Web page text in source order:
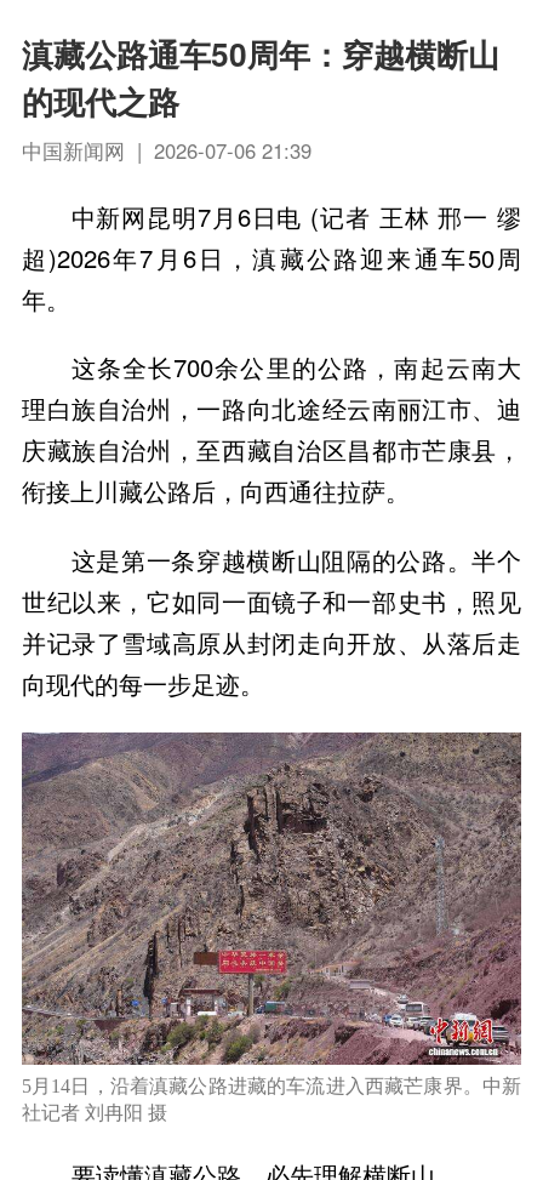
滇藏公路通车50周年：穿越横断山
的现代之路
中国新闻网 | 2026-07-06 21:39
中新网昆明7月6日电 (记者 王林 邢一 缪
超)2026年7月6日，滇藏公路迎来通车50周
年。
这条全长700余公里的公路，南起云南大
理白族自治州，一路向北途经云南丽江市、迪
庆藏族自治州，至西藏自治区昌都市芒康县，
衔接上川藏公路后，向西通往拉萨。
这是第一条穿越横断山阻隔的公路。半个
世纪以来，它如同一面镜子和一部史书，照见
并记录了雪域高原从封闭走向开放、从落后走
向现代的每一步足迹。
5月14日，沿着滇藏公路进藏的车流进入西藏芒康界。中新
社记者 刘冉阳 摄